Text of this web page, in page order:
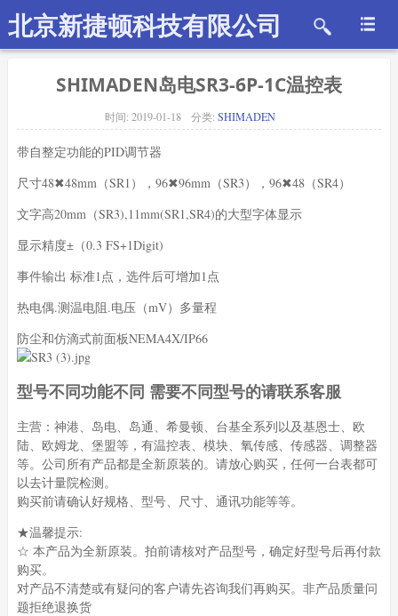
北京新捷顿科技有限公司
SHIMADEN岛电SR3-6P-1C温控表
时间:2019-01-18 分类:SHIMADEN
带自整定功能的PID调节器
尺寸48✖48mm（SR1），96✖96mm（SR3），96✖48（SR4）
文字高20mm（SR3),11mm(SR1,SR4)的大型字体显示
显示精度±（0.3 FS+1Digit)
事件输出 标准1点，选件后可增加1点
热电偶.测温电阻.电压（mV）多量程
防尘和仿滴式前面板NEMA4X/IP66
型号不同功能不同 需要不同型号的请联系客服
主营：神港、岛电、岛通、希曼顿、台基全系列以及基恩士、欧
陆、欧姆龙、堡盟等，有温控表、模块、氧传感、传感器、调整器
等。公司所有产品都是全新原装的。请放心购买，任何一台表都可
以去计量院检测。
购买前请确认好规格、型号、尺寸、通讯功能等等。
★温馨提示:
☆ 本产品为全新原装。拍前请核对产品型号，确定好型号后再付款
购买。
对产品不清楚或有疑问的客户请先咨询我们再购买。非产品质量问
题拒绝退换货